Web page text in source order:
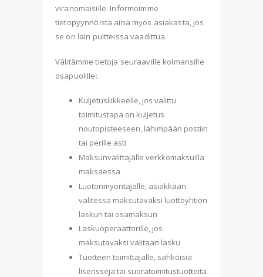
viranomaisille. Informoimme
tietopyynnöistä aina myös asiakasta, jos
se on lain puitteissa vaadittua.
Välitämme tietoja seuraaville kolmansille
osapuolille:
Kuljetusliikkeelle, jos valittu
toimitustapa on kuljetus
noutopisteeseen, lähimpään postiin
tai perille asti
Maksunvälittäjälle verkkomaksuilla
maksaessa
Luotonmyöntäjälle, asiakkaan
valitessa maksutavaksi luottoyhtiön
laskun tai osamaksun
Laskuoperaattorille, jos
maksutavaksi valitaan lasku
Tuotteen toimittajalle, sähköisiä
lisenssejä tai suoratoimitustuotteita